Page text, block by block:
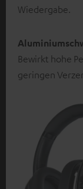
Wiedergabe.
Bewirkt hohe
geringen